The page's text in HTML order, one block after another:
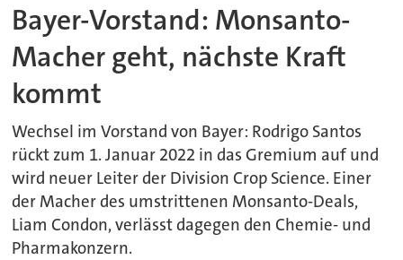
Bayer-Vorstand: Monsanto-
Macher geht, nächste Kraft
kommt
Wechsel im Vorstand von Bayer: Rodrigo Santos
rückt zum 1. Januar 2022 in das Gremium auf und
wird neuer Leiter der Division Crop Science. Einer
der Macher des umstrittenen Monsanto-Deals,
Liam Condon, verlässt dagegen den Chemie- und
Pharmakonzern.